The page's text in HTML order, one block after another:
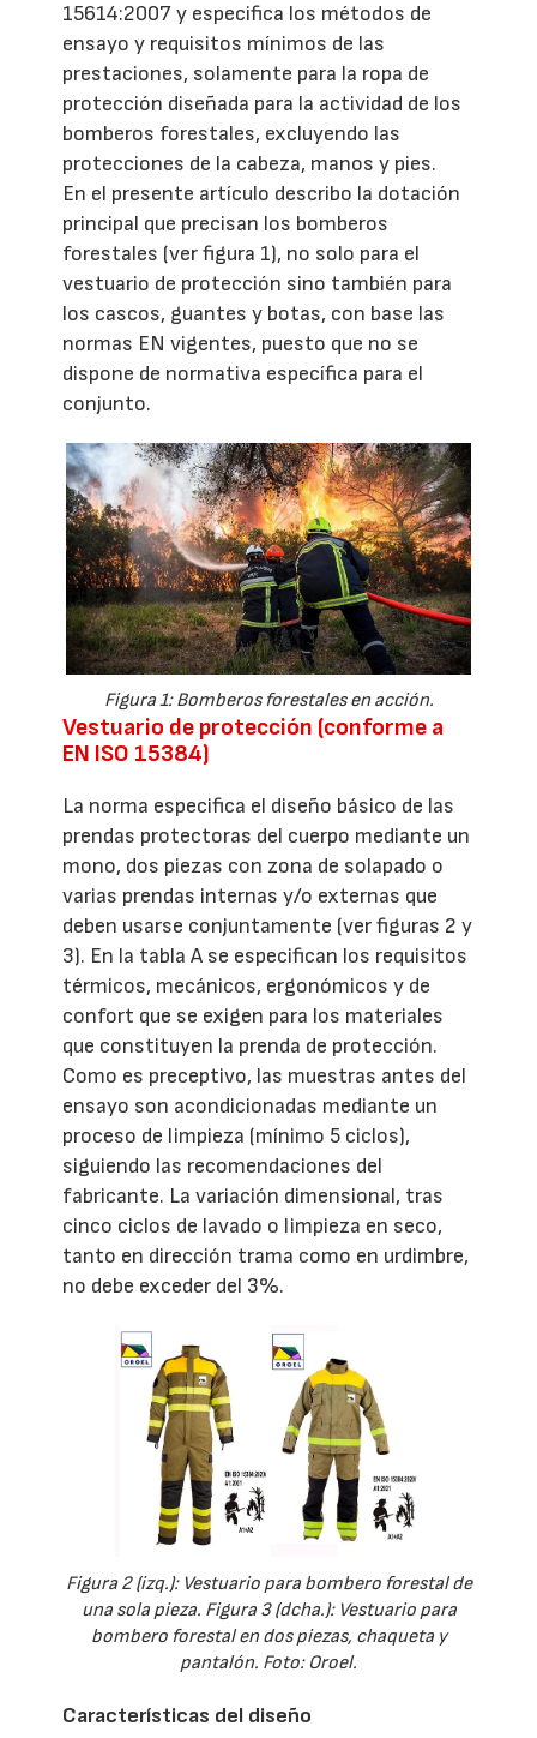
15614:2007 y especifica los métodos de
ensayo y requisitos mínimos de las
prestaciones, solamente para la ropa de
protección diseñada para la actividad de los
bomberos forestales, excluyendo las
protecciones de la cabeza, manos y pies.
En el presente artículo describo la dotación
principal que precisan los bomberos
forestales (ver figura 1), no solo para el
vestuario de protección sino también para
los cascos, guantes y botas, con base las
normas EN vigentes, puesto que no se
dispone de normativa específica para el
conjunto.
Figura 1: Bomberos forestales en acción.
Vestuario de protección (conforme a
EN ISO 15384)
La norma especifica el diseño básico de las
prendas protectoras del cuerpo mediante un
mono, dos piezas con zona de solapado o
varias prendas internas y/o externas que
deben usarse conjuntamente (ver figuras 2 y
3). En la tabla A se especifican los requisitos
térmicos, mecánicos, ergonómicos y de
confort que se exigen para los materiales
que constituyen la prenda de protección.
Como es preceptivo, las muestras antes del
ensayo son acondicionadas mediante un
proceso de limpieza (mínimo 5 ciclos),
siguiendo las recomendaciones del
fabricante. La variación dimensional, tras
cinco ciclos de lavado o limpieza en seco,
tanto en dirección trama como en urdimbre,
no debe exceder del 3%.
Figura 2 (izq.): Vestuario para bombero forestal de
una sola pieza. Figura 3 (dcha.): Vestuario para
bombero forestal en dos piezas, chaqueta y
pantalón. Foto: Oroel.
Características del diseño